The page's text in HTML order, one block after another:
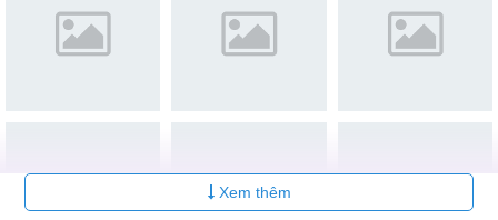
Thay màn hình OnePlus 11
6-12
tháng
4
Thay mặt kính sau
Xem thêm